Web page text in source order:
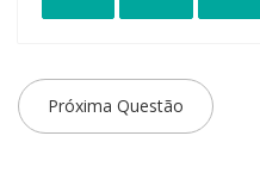
Próxima Questão